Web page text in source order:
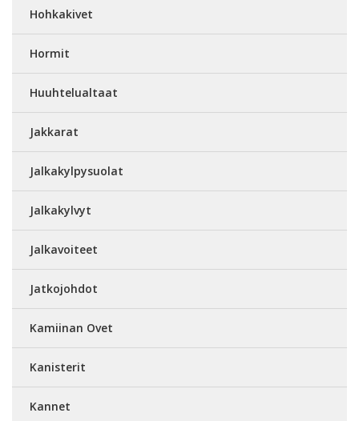
Hohkakivet
Hormit
Huuhtelualtaat
Jakkarat
Jalkakylpysuolat
Jalkakylvyt
Jalkavoiteet
Jatkojohdot
Kamiinan Ovet
Kanisterit
Kannet